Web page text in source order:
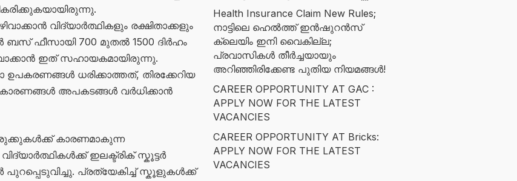
വിദ്യാർത്ഥികളും രക്ഷിതാക്കളും
ഫീസായി 700 മുതൽ 1500 ദിർഹം
ഇത് സഹായകമായിരുന്നു.
ധരിക്കാത്തത്, തിരക്കേറിയ
അപകടങ്ങൾ വർധിക്കാൻ
കാരണമാകുന്ന
ഇലക്ട്രിക് സ്കൂട്ടർ
പ്രത്യേകിച്ച് സ്കൂളുകൾക്ക്
Health Insurance Claim New Rules;
നാട്ടിലെ ഹെൽത്ത് ഇൻഷുറൻസ്
ക്ലെയിം ഇനി വൈകില്ല;
പ്രവാസികൾ തീർച്ചയായും
അറിഞ്ഞിരിക്കേണ്ട പുതിയ നിയമങ്ങൾ!
CAREER OPPORTUNITY AT GAC :
APPLY NOW FOR THE LATEST
VACANCIES
CAREER OPPORTUNITY AT Bricks:
APPLY NOW FOR THE LATEST
VACANCIES